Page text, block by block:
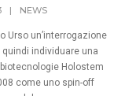
| NEWS
Urso un’interrogazione
individuare una
Holostem
come uno spin-off